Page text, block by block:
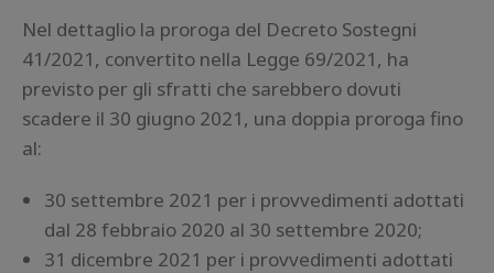
Nel dettaglio la proroga del Decreto Sostegni
41/2021, convertito nella Legge 69/2021, ha
previsto per gli sfratti che sarebbero dovuti
scadere il 30 giugno 2021, una doppia proroga fino
al:
30 settembre 2021 per i provvedimenti adottati
dal 28 febbraio 2020 al 30 settembre 2020;
31 dicembre 2021 per i provvedimenti adottati